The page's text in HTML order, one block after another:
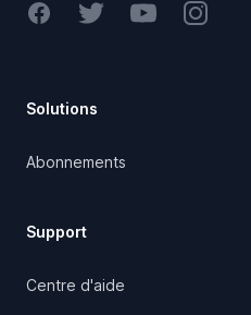
FacebookTwitterYoutubeInstagram
Solutions
Abonnements
Support
Centre d'aide